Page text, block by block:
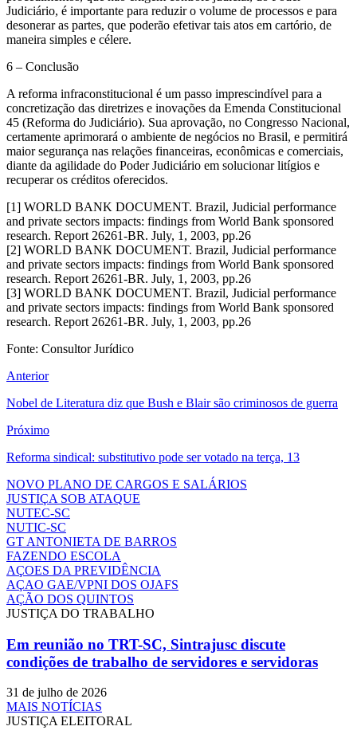
Judiciário, é importante para reduzir o volume de processos e para
desonerar as partes, que poderão efetivar tais atos em cartório, de
maneira simples e célere.
6 – Conclusão
A reforma infraconstitucional é um passo imprescindível para a
concretização das diretrizes e inovações da Emenda Constitucional
45 (Reforma do Judiciário). Sua aprovação, no Congresso Nacional,
certamente aprimorará o ambiente de negócios no Brasil, e permitirá
maior segurança nas relações financeiras, econômicas e comerciais,
diante da agilidade do Poder Judiciário em solucionar litígios e
recuperar os créditos oferecidos.
[1] WORLD BANK DOCUMENT. Brazil, Judicial performance
and private sectors impacts: findings from World Bank sponsored
research. Report 26261-BR. July, 1, 2003, pp.26
[2] WORLD BANK DOCUMENT. Brazil, Judicial performance
and private sectors impacts: findings from World Bank sponsored
research. Report 26261-BR. July, 1, 2003, pp.26
[3] WORLD BANK DOCUMENT. Brazil, Judicial performance
and private sectors impacts: findings from World Bank sponsored
research. Report 26261-BR. July, 1, 2003, pp.26
Fonte: Consultor Jurídico
Anterior
Nobel de Literatura diz que Bush e Blair são criminosos de guerra
Próximo
Reforma sindical: substitutivo pode ser votado na terça, 13
NOVO PLANO DE CARGOS E SALÁRIOS
JUSTIÇA SOB ATAQUE
NUTEC-SC
NUTIC-SC
GT ANTONIETA DE BARROS
FAZENDO ESCOLA
AÇOES DA PREVIDÊNCIA
AÇAO GAE/VPNI DOS OJAFS
AÇÃO DOS QUINTOS
JUSTIÇA DO TRABALHO
Em reunião no TRT-SC, Sintrajusc discute
condições de trabalho de servidores e servidoras
31 de julho de 2026
MAIS NOTÍCIAS
JUSTIÇA ELEITORAL